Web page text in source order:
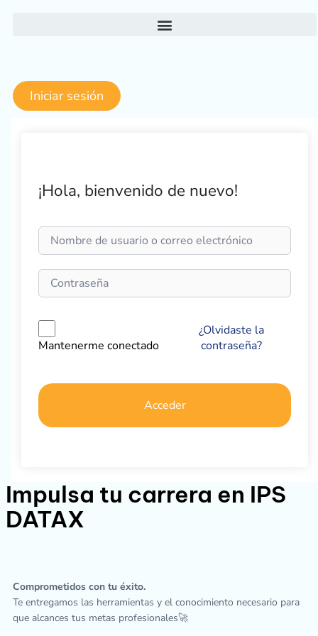
Iniciar sesión
¡Hola, bienvenido de nuevo!
Mantenerme conectado
¿Olvidaste la
contraseña?
Acceder
Impulsa tu carrera en IPS
DATAX
Comprometidos con tu éxito.
Te entregamos las herramientas y el conocimiento necesario para
que alcances tus metas profesionales🚀